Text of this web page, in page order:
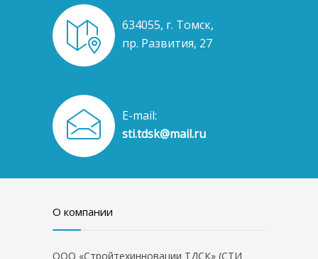
634055, г. Томск,
пр. Развития, 27
E-mail:
sti.tdsk@mail.ru
О компании
ООО «Стройтехинновации ТДСК» (СТИ